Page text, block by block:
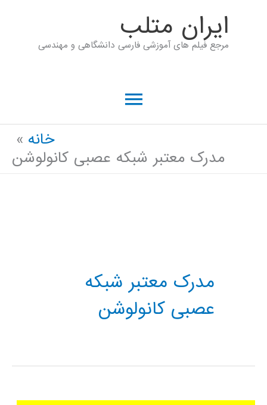
ايران متلب
مرجع فیلم های آموزشی فارسی دانشگاهی و مهندسی
فهرست
خانه
مدرک معتبر شبکه عصبی کانولوشن
مدرک معتبر شبکه
عصبی کانولوشن